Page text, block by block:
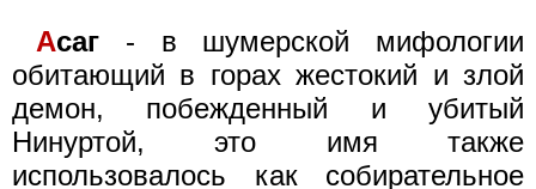
Асаг - в шумерской мифологии
обитающий в горах жестокий и злой
демон, побежденный и убитый
Нинуртой, это имя также
использовалось как собирательное